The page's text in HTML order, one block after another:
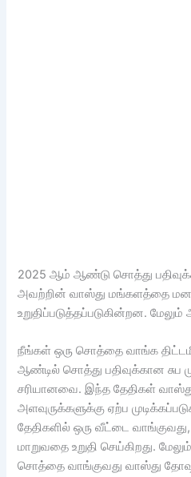
2025 ஆம் ஆண்டு சொத்து
அவற்றின் வாஸ்து மங்களத்தை
உறுதிப்படுத்தப்படுகின்றன.
நீங்கள் ஒரு சொத்தை வாங்க
ஆண்டில் சொத்து பதிவுக்கான சுப
சரியானவை. இந்த தேதிகள்
அளவுருக்களுக்கு ஏற்ப
தேதிகளில் ஒரு வீட்டை
மாறுவதை உறுதி செய்கிறது.
சொத்தை வாங்குவது வாஸ்து